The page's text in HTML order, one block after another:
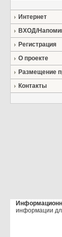
Интернет
ВХОД/
Регистрация
О проекте
Размещение
Контакты
информации